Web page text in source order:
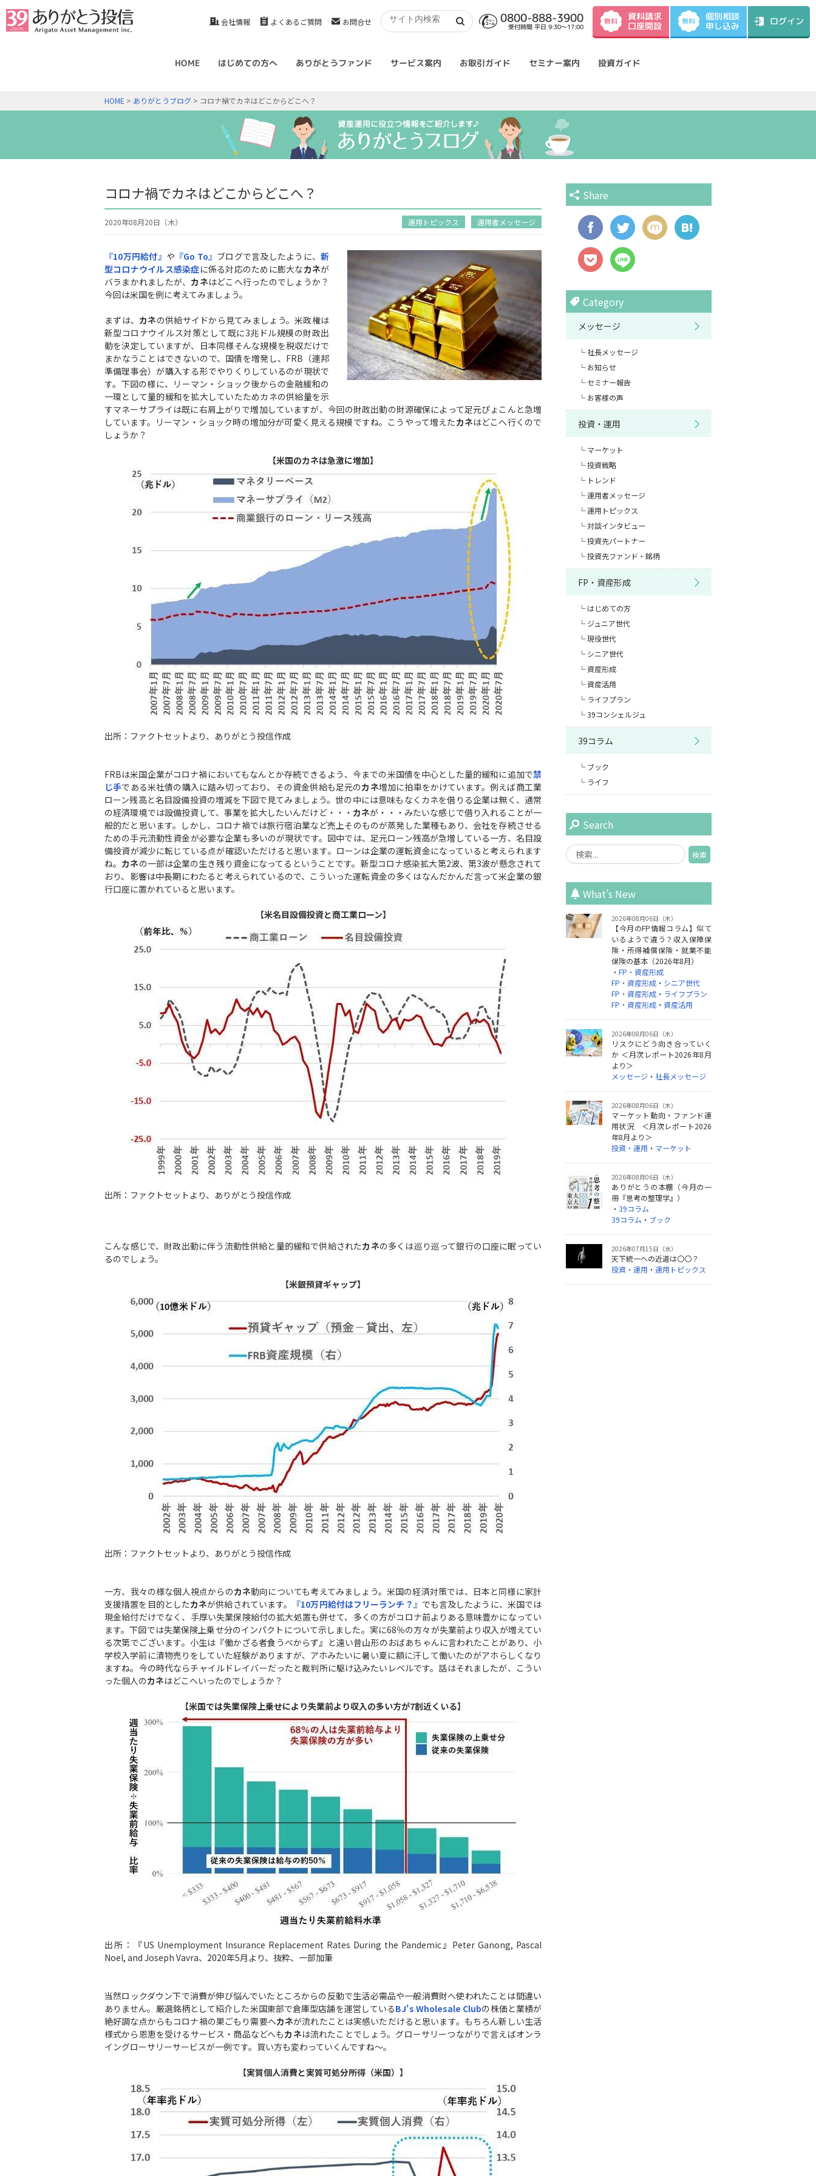
会社情報 よくあるご質問 お問合せ 0800-888-3900
受付時間 平日 9:30～17:00
無料 資料請求
口座開設 無料 個別相談
申し込み ログイン
HOME はじめての方へ ありがとうファンド サービス案内 お取引ガイド セミナー案内 投資ガイド
HOME > ありがとうブログ > コロナ禍でカネはどこからどこへ？
コロナ禍でカネはどこからどこへ？
2020年08月20日（木） 運用トピックス 運用者メッセージ
『10万円給付』 や 『Go To』 ブログで言及したように、 新
型コロナウイルス感染症に係る対応のために膨大なカネが
バラまかれましたが、 カネはどこへ行ったのでしょうか？
今回は米国を例に考えてみましょう。
まずは、 カネの供給サイドから見てみましょう。米政権は
新型コロナウイルス対策として既に3兆ドル規模の財政出
動を決定していますが、日本同様そんな規模を税収だけで
まかなうことはできないので、国債を増発し、FRB（連邦
準備理事会）が購入する形でやりくりしているのが現状で
す。下図の様に、リーマン・ショック後からの金融緩和の
一環として量的緩和を拡大していたためカネの供給量を示
すマネーサプライは既に右肩上がりで増加していますが、今回の財政出動の財源確保によって足元ぴょこんと急増
しています。リーマン・ショック時の増加分が可愛く見える規模ですね。こうやって増えたカネはどこへ行くので
しょうか？
【米国のカネは急激に増加】
出所：ファクトセットより、ありがとう投信作成
FRBは米国企業がコロナ禍においてもなんとか存続できるよう、今までの米国債を中心とした量的緩和に追加で禁
じ手である米社債の購入に踏み切っており、その資金供給も足元のカネ増加に拍車をかけています。例えば商工業
ローン残高と名目設備投資の増減を下図で見てみましょう。世の中には意味もなくカネを借りる企業は無く、通常
の経済環境では設備投資して、事業を拡大したいんだけど・・・ カネが・・・みたいな感じで借り入れることが一
般的だと思います。しかし、コロナ禍では旅行宿泊業など売上そのものが蒸発した業種もあり、会社を存続させる
ための手元流動性資金が必要な企業も多いのが現状です。図中では、足元ローン残高が急増している一方、名目設
備投資が減少に転じている点が確認いただけると思います。ローンは企業の運転資金になっていると考えられます
ね。 カネの一部は企業の生き残り資金になってるということです。新型コロナ感染拡大第2波、第3波が懸念されて
おり、影響は中長期にわたると考えられているので、こういった運転資金の多くはなんだかんだ言って米企業の銀
行口座に置かれていると思います。
【米名目設備投資と商工業ローン】
出所：ファクトセットより、ありがとう投信作成
こんな感じで、財政出動に伴う流動性供給と量的緩和で供給されたカネの多くは巡り巡って銀行の口座に眠ってい
るのでしょう。
【米銀預貸ギャップ】
出所：ファクトセットより、ありがとう投信作成
一方、我々の様な個人視点からのカネ動向についても考えてみましょう。米国の経済対策では、日本と同様に家計
支援措置を目的としたカネが供給されています。 『10万円給付はフリーランチ？』 でも言及したように、米国では
現金給付だけでなく、手厚い失業保険給付の拡大処置も併せて、多くの方がコロナ前よりある意味豊かになってい
ます。下図では失業保険上乗せ分のインパクトについて示しました。実に68％の方々が失業前より収入が増えてい
る次第でございます。小生は『働かざる者食うべからず』と遠い昔山形のおばあちゃんに言われたことがあり、小
学校入学前に漬物売りをしていた経験がありますが、アホみたいに暑い夏に額に汗して働いたのがアホらしくなり
ますね。今の時代ならチャイルドレイバーだったと裁判所に駆け込みたいレベルです。話はそれましたが、こうい
った個人のカネはどこへいったのでしょうか？
【米国では失業保険上乗せにより失業前より収入の多い方が7割近くいる】
出所：『US Unemployment Insurance Replacement Rates During the Pandemic』Peter Ganong, Pascal
Noel, and Joseph Vavra、2020年5月より、抜粋、一部加筆
当然ロックダウン下で消費が伸び悩んでいたところからの反動で生活必需品や一般消費財へ使われたことは間違い
ありません。厳選銘柄として紹介した米国東部で倉庫型店舗を運営しているBJ's Wholesale Clubの株価と業績が
絶好調な点からもコロナ禍の巣ごもり需要へカネが流れたことは実感いただけると思います。もちろん新しい生活
様式から恩恵を受けるサービス・商品などへもカネは流れたことでしょう。グローサリーつながりで言えばオンラ
イングローサリーサービスが一例です。買い方も変わっていくんですね～。
【実質個人消費と実質可処分所得（米国）】
Share
Category
メッセージ
社長メッセージ
お知らせ
セミナー報告
お客様の声
投資・運用
マーケット
投資戦略
トレンド
運用者メッセージ
運用トピックス
対談インタビュー
投資先パートナー
投資先ファンド・銘柄
FP・資産形成
はじめての方
ジュニア世代
現役世代
シニア世代
資産形成
資産活用
ライフプラン
39コンシェルジュ
39コラム
ブック
ライフ
Search
What’s New
2026年08月06日（木）
【今月のFP情報コラム】似て
いるようで違う？収入保障保
険・所得補償保険・就業不能
保険の基本（2026年8月）
・ FP・資産形成
FP・資産形成 ・ シニア世代
FP・資産形成 ・ ライフプラン
FP・資産形成 ・ 資産活用
2026年08月06日（木）
リスクにどう向き合っていく
か ＜月次レポート2026年8月
より＞
メッセージ ・ 社長メッセージ
2026年08月06日（木）
マーケット動向・ファンド運
用状況 ＜月次レポート2026
年8月より＞
投資・運用 ・ マーケット
2026年08月06日（木）
ありがとうの本棚（今月の一
冊『思考の整理学』）
・ 39コラム
39コラム ・ ブック
2026年07月15日（水）
天下統一への近道は〇〇？
投資・運用 ・ 運用トピックス